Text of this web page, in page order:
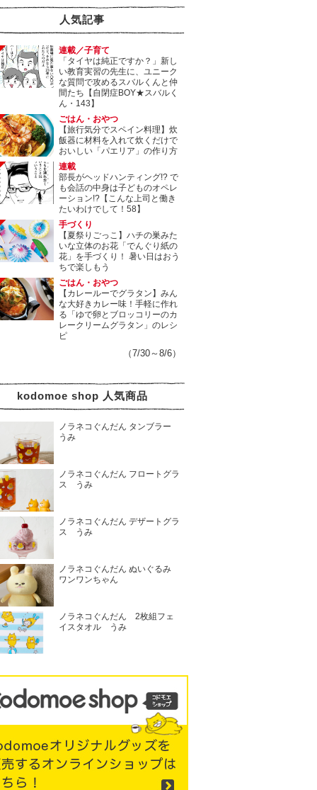
人気記事
連載／子育て
「タイヤは純正ですか？」新し
い教育実習の先生に、ユニーク
な質問で攻めるスバルくんと仲
間たち【自閉症BOY★スバルく
ん・143】
ごはん・おやつ
【旅行気分でスペイン料理】炊
飯器に材料を入れて炊くだけで
おいしい「パエリア」の作り方
連載
部長がヘッドハンティング!? で
も会話の中身は子どものオペレ
ーション!?【こんな上司と働き
たいわけでして！58】
手づくり
【夏祭りごっこ】ハチの巣みた
いな立体のお花「でんぐり紙の
花」を手づくり！ 暑い日はおう
ちで楽しもう
ごはん・おやつ
【カレールーでグラタン】みん
な大好きカレー味！手軽に作れ
る「ゆで卵とブロッコリーのカ
レークリームグラタン」のレシ
ピ
（7/30～8/6）
kodomoe shop 人気商品
ノラネコぐんだん タンブラー
うみ
ノラネコぐんだん フロートグラ
ス うみ
ノラネコぐんだん デザートグラ
ス うみ
ノラネコぐんだん ぬいぐるみ
ワンワンちゃん
ノラネコぐんだん 2枚組フェ
イスタオル うみ